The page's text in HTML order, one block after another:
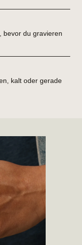
bevor du gravieren
kalt oder gerade